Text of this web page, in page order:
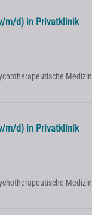
m/d) in Privatklinik
Medizin
m/d) in Privatklinik
Medizin